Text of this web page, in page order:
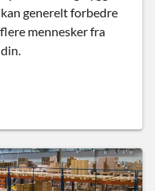
generelt forbedre
mennesker fra